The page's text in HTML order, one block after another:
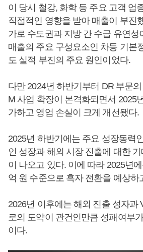
이 당시 철강, 화학 등 주요 고객 업
직접적인 영향을 받아 매출이 부진
가로 수도권과 지방 간 수급 유연성
매출의 주요 구성요소인 차등 기본
도 실적 부진의 주요 원인이었다.
다만 2024년 하반기부터 DR 부문
M 사업 확장이 본격화되면서 2025
가하고 영업 손실이 크게 개선됐다.
2025년 하반기에는 주요 성장동력
인 성장과 해외 시장 진출에 대한
이 나오고 있다. 이에 따라 2025년
억 원 수준으로 흑자 전환을 예상하
2026년 이후에는 해외 진출 성자과
로의 도약이 관건인만큼 성패여부
이다.